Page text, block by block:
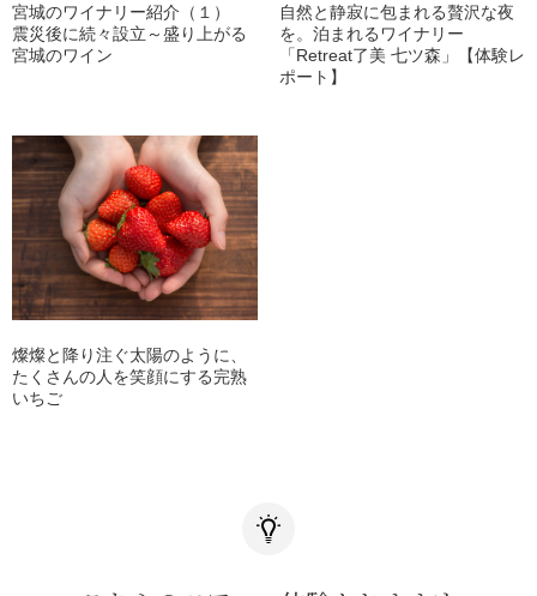
宮城のワイナリー紹介（１）
震災後に続々設立～盛り上がる
宮城のワイン
自然と静寂に包まれる贅沢な夜
を。泊まれるワイナリー
「Retreat了美 七ツ森」【体験レ
ポート】
燦燦と降り注ぐ太陽のように、
たくさんの人を笑顔にする完熟
いちご